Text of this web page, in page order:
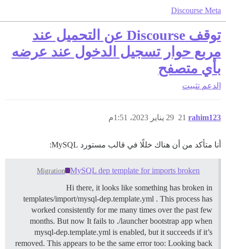
Discourse Meta
توقف Discourse عن التحميل عند
مربع حوار تسجيل الدخول عند عرضه
بأي متصفح
الدعم تثبيت
rahim123 29 يناير 2023، 1:51م 21
أنا متأكد من أن هناك خللًا في قالب مستورد MySQL:
MySQL dep template for imports broken
Migration
Hi there, it looks like something has broken in
templates/import/mysql-dep.template.yml . This process has
worked consistently for me many times over the past few
months. But now It fails to ./launcher bootstrap app when
mysql-dep.template.yml is enabled, but it succeeds if it’s
removed. This appears to be the same error too: Looking back